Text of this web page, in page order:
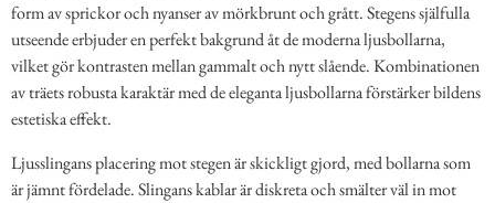
form av sprickor och nyanser av mörkbrunt och grått. Stegens själfulla
utseende erbjuder en perfekt bakgrund åt de moderna ljusbollarna,
vilket gör kontrasten mellan gammalt och nytt slående. Kombinationen
av träets robusta karaktär med de eleganta ljusbollarna förstärker bildens
estetiska effekt.
Ljusslingans placering mot stegen är skickligt gjord, med bollarna som
är jämnt fördelade. Slingans kablar är diskreta och smälter väl in mot